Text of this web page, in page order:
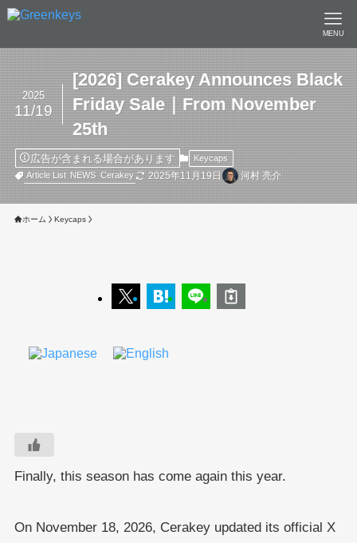
MENU
[2026] Cerakey Announces Black
Friday Sale｜From November
25th
2025
11/19
広告が含まれる場合があります
Keycaps
Article List
NEWS Cerakey 2025年11月19日 河村 亮介
ホーム Keycaps
Finally, this season has come again this year.
On November 18, 2026, Cerakey updated its official X